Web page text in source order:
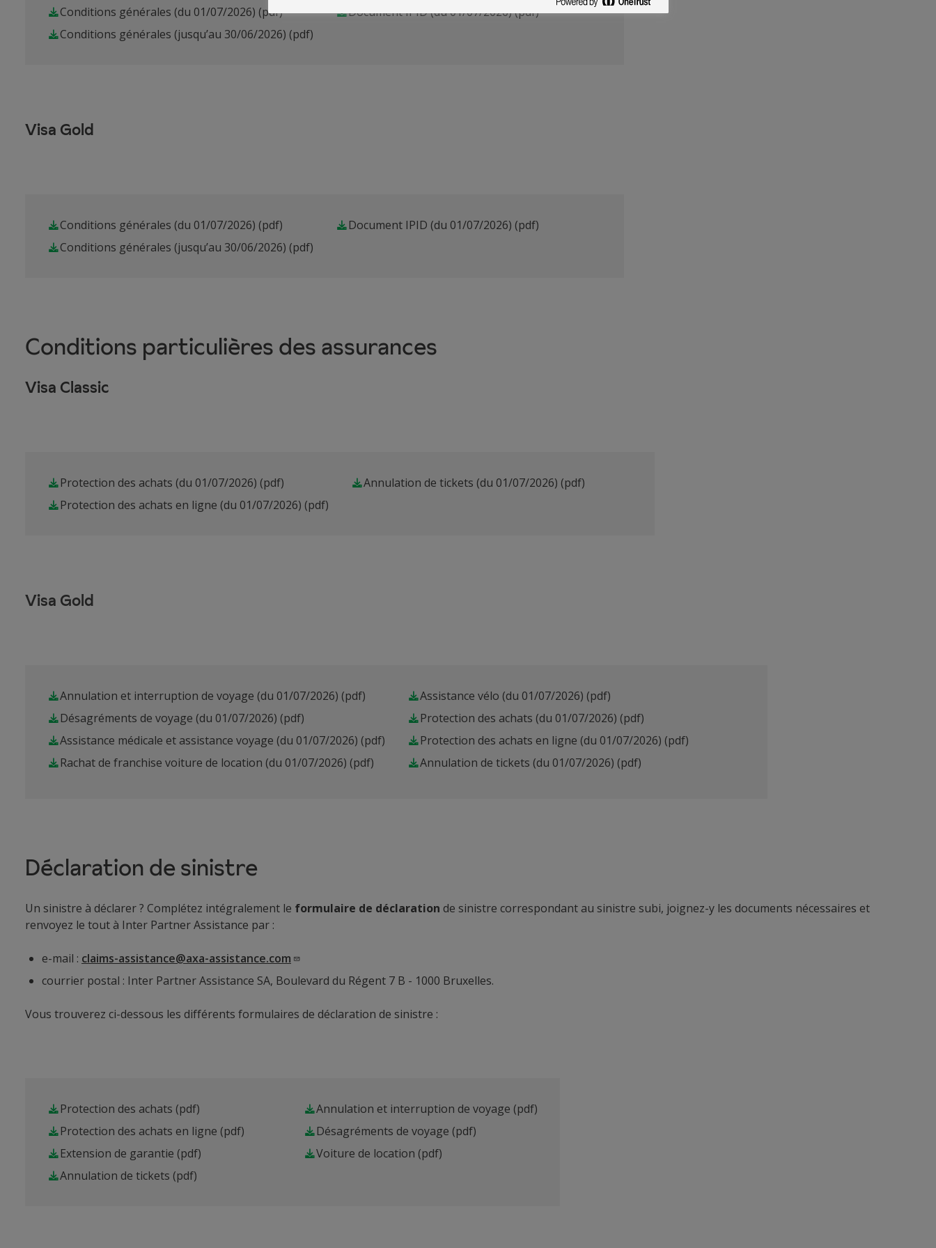
Conditions générales (du 01/07/2026) (pdf)
Conditions générales (jusqu’au 30/06/2026) (pdf)
Document IPID (du 01/07/2026)(pdf)
Visa Gold
Conditions générales (du 01/07/2026) (pdf)
Conditions générales (jusqu’au 30/06/2026) (pdf)
Document IPID (du 01/07/2026) (pdf)
Conditions particulières des assurances
Visa Classic
Protection des achats (du 01/07/2026) (pdf)
Protection des achats en ligne (du 01/07/2026) (pdf)
Annulation de tickets (du 01/07/2026) (pdf)
Visa Gold
Annulation et interruption de voyage (du 01/07/2026) (pdf)
Désagréments de voyage (du 01/07/2026) (pdf)
Assistance médicale et assistance voyage (du 01/07/2026) (pdf)
Rachat de franchise voiture de location (du 01/07/2026) (pdf)
Assistance vélo (du 01/07/2026) (pdf)
Protection des achats (du 01/07/2026) (pdf)
Protection des achats en ligne (du 01/07/2026) (pdf)
Annulation de tickets (du 01/07/2026) (pdf)
Déclaration de sinistre
Un sinistre à déclarer ? Complétez intégralement le formulaire de déclaration de sinistre correspondant au sinistre subi, joignez-y les documents nécessaires et
renvoyez le tout à Inter Partner Assistance par :
e-mail : claims-assistance@axa-assistance.com
courrier postal : Inter Partner Assistance SA, Boulevard du Régent 7 B - 1000 Bruxelles.
Vous trouverez ci-dessous les différents formulaires de déclaration de sinistre :
Protection des achats (pdf)
Protection des achats en ligne (pdf)
Extension de garantie (pdf)
Annulation de tickets (pdf)
Annulation et interruption de voyage (pdf)
Désagréments de voyage (pdf)
Voiture de location (pdf)